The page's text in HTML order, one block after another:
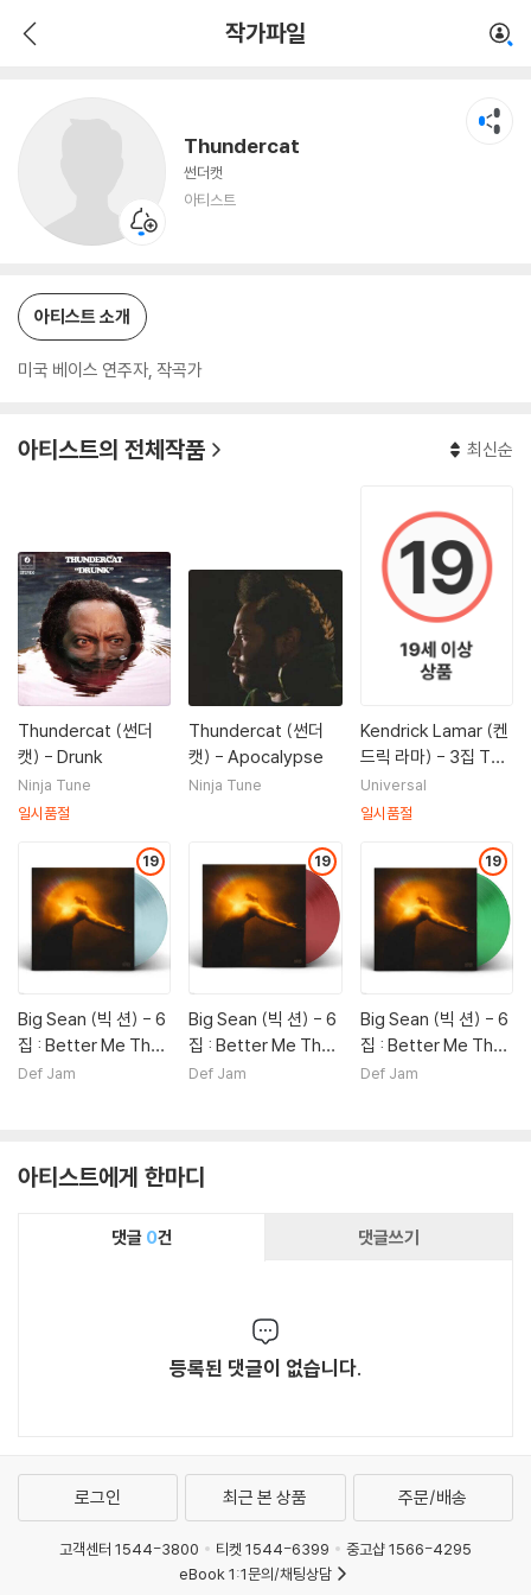
작가파일
Thundercat
썬더캣
아티스트
아티스트 소개
미국 베이스 연주자, 작곡가
아티스트의 전체작품 최신순
Thundercat (썬더
캣) - Drunk
Ninja Tune
일시품절
Thundercat (썬더
캣) - Apocalypse
Ninja Tune
Kendrick Lamar (켄
드릭 라마) - 3집 To
Pimp A Butterfly [2
LP]
Universal
일시품절
19
Big Sean (빅 션) - 6
집 : Better Me Than
You [투명 컬러 LP]
Def Jam
19
Big Sean (빅 션) - 6
집 : Better Me Than
You [레드 컬러 LP]
Def Jam
19
Big Sean (빅 션) - 6
집 : Better Me Than
You (Focus Edition)
Def Jam
아티스트에게 한마디
댓글 0건 댓글쓰기
등록된 댓글이 없습니다.
로그인 최근 본 상품 주문/배송
고객센터 1544-3800 티켓 1544-6399
중고샵 1566-4295
eBook 1:1문의/채팅상담